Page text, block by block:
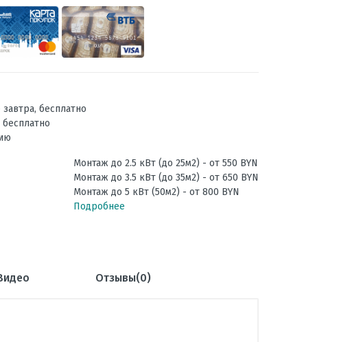
бесплатно
Монтаж до 2.5 кВт (до 25м2) - от 550 BYN
Монтаж до 3.5 кВт (до 35м2) - от 650 BYN
Монтаж до 5 кВт (50м2) - от 800 BYN
Подробнее
Отзывы(0)